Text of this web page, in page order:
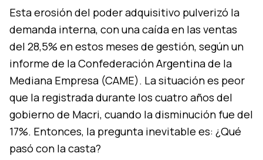
Esta erosión del poder adquisitivo pulverizó la
demanda interna, con una caída en las ventas
del 28,5% en estos meses de gestión, según un
informe de la Confederación Argentina de la
Mediana Empresa (CAME). La situación es peor
que la registrada durante los cuatro años del
gobierno de Macri, cuando la disminución fue del
17%. Entonces, la pregunta inevitable es: ¿Qué
pasó con la casta?